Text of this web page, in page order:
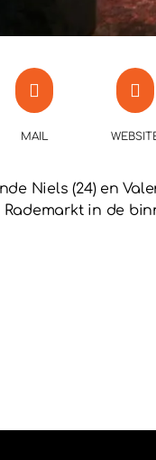
MAIL
Niels (24) en
in de